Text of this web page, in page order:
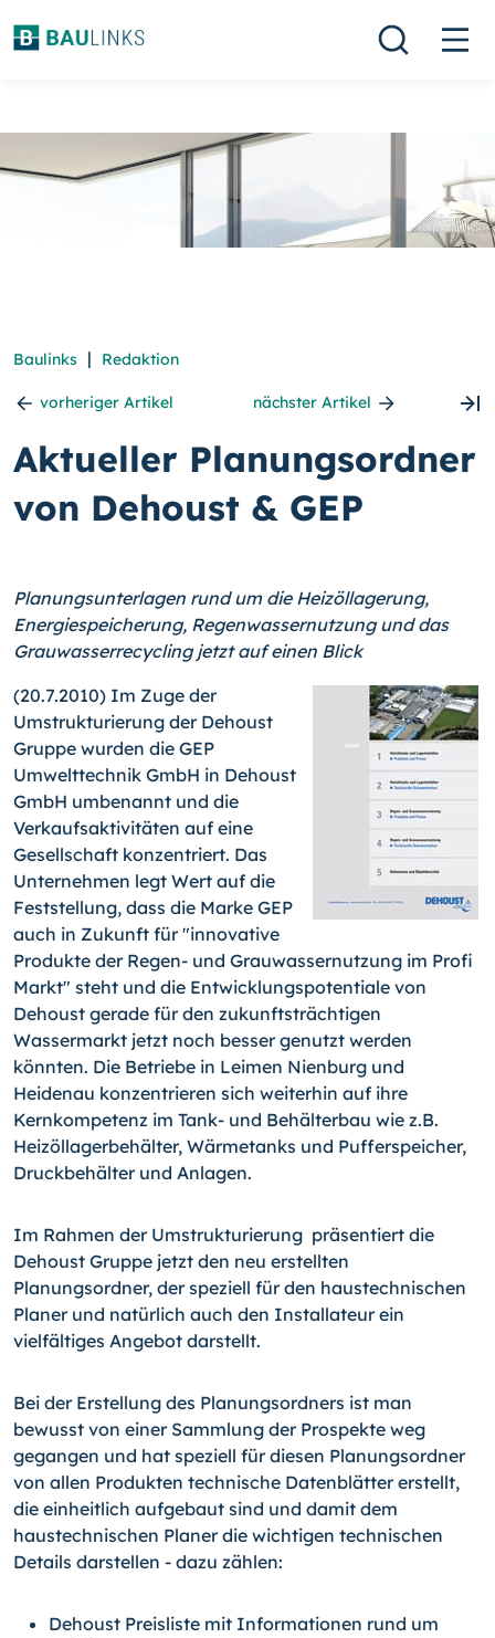
Baulinks | Redaktion
vorheriger Artikel nächster Artikel
Aktueller Planungsordner
von Dehoust & GEP
Planungsunterlagen rund um die Heizöllagerung,
Energiespeicherung, Regenwassernutzung und das
Grauwasserrecycling jetzt auf einen Blick
(20.7.2010) Im Zuge der
Umstrukturierung der Dehoust
Gruppe wurden die GEP
Umwelttechnik GmbH in Dehoust
GmbH umbenannt und die
Verkaufsaktivitäten auf eine
Gesellschaft konzentriert. Das
Unternehmen legt Wert auf die
Feststellung, dass die Marke GEP
auch in Zukunft für "innovative
Produkte der Regen- und Grauwassernutzung im Profi
Markt" steht und die Entwicklungspotentiale von
Dehoust gerade für den zukunftsträchtigen
Wassermarkt jetzt noch besser genutzt werden
könnten. Die Betriebe in Leimen Nienburg und
Heidenau konzentrieren sich weiterhin auf ihre
Kernkompetenz im Tank- und Behälterbau wie z.B.
Heizöllagerbehälter, Wärmetanks und Pufferspeicher,
Druckbehälter und Anlagen.
Im Rahmen der Umstrukturierung präsentiert die
Dehoust Gruppe jetzt den neu erstellten
Planungsordner, der speziell für den haustechnischen
Planer und natürlich auch den Installateur ein
vielfältiges Angebot darstellt.
Bei der Erstellung des Planungsordners ist man
bewusst von einer Sammlung der Prospekte weg
gegangen und hat speziell für diesen Planungsordner
von allen Produkten technische Datenblätter erstellt,
die einheitlich aufgebaut sind und damit dem
haustechnischen Planer die wichtigen technischen
Details darstellen - dazu zählen:
Dehoust Preisliste mit Informationen rund um